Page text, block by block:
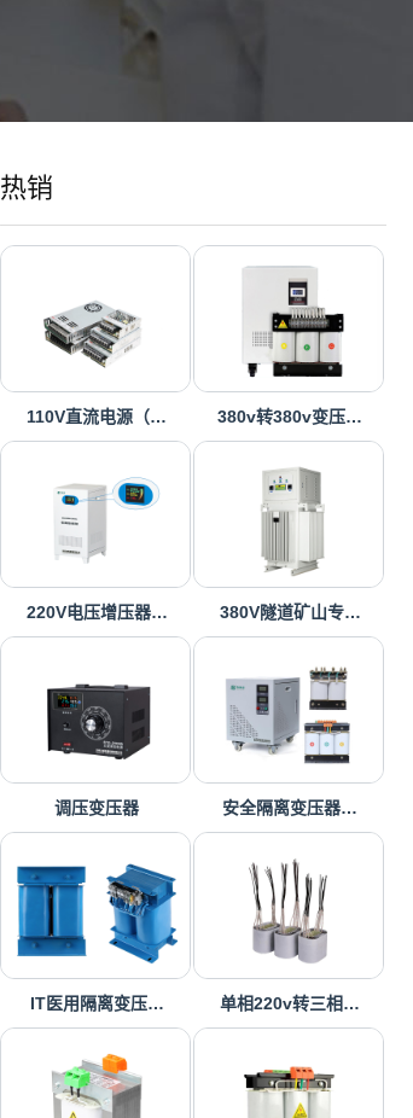
热销
110V直流电源（… 380v转380v变压…
220V电压增压器… 380V隧道矿山专…
调压变压器 安全隔离变压器…
IT医用隔离变压… 单相220v转三相…